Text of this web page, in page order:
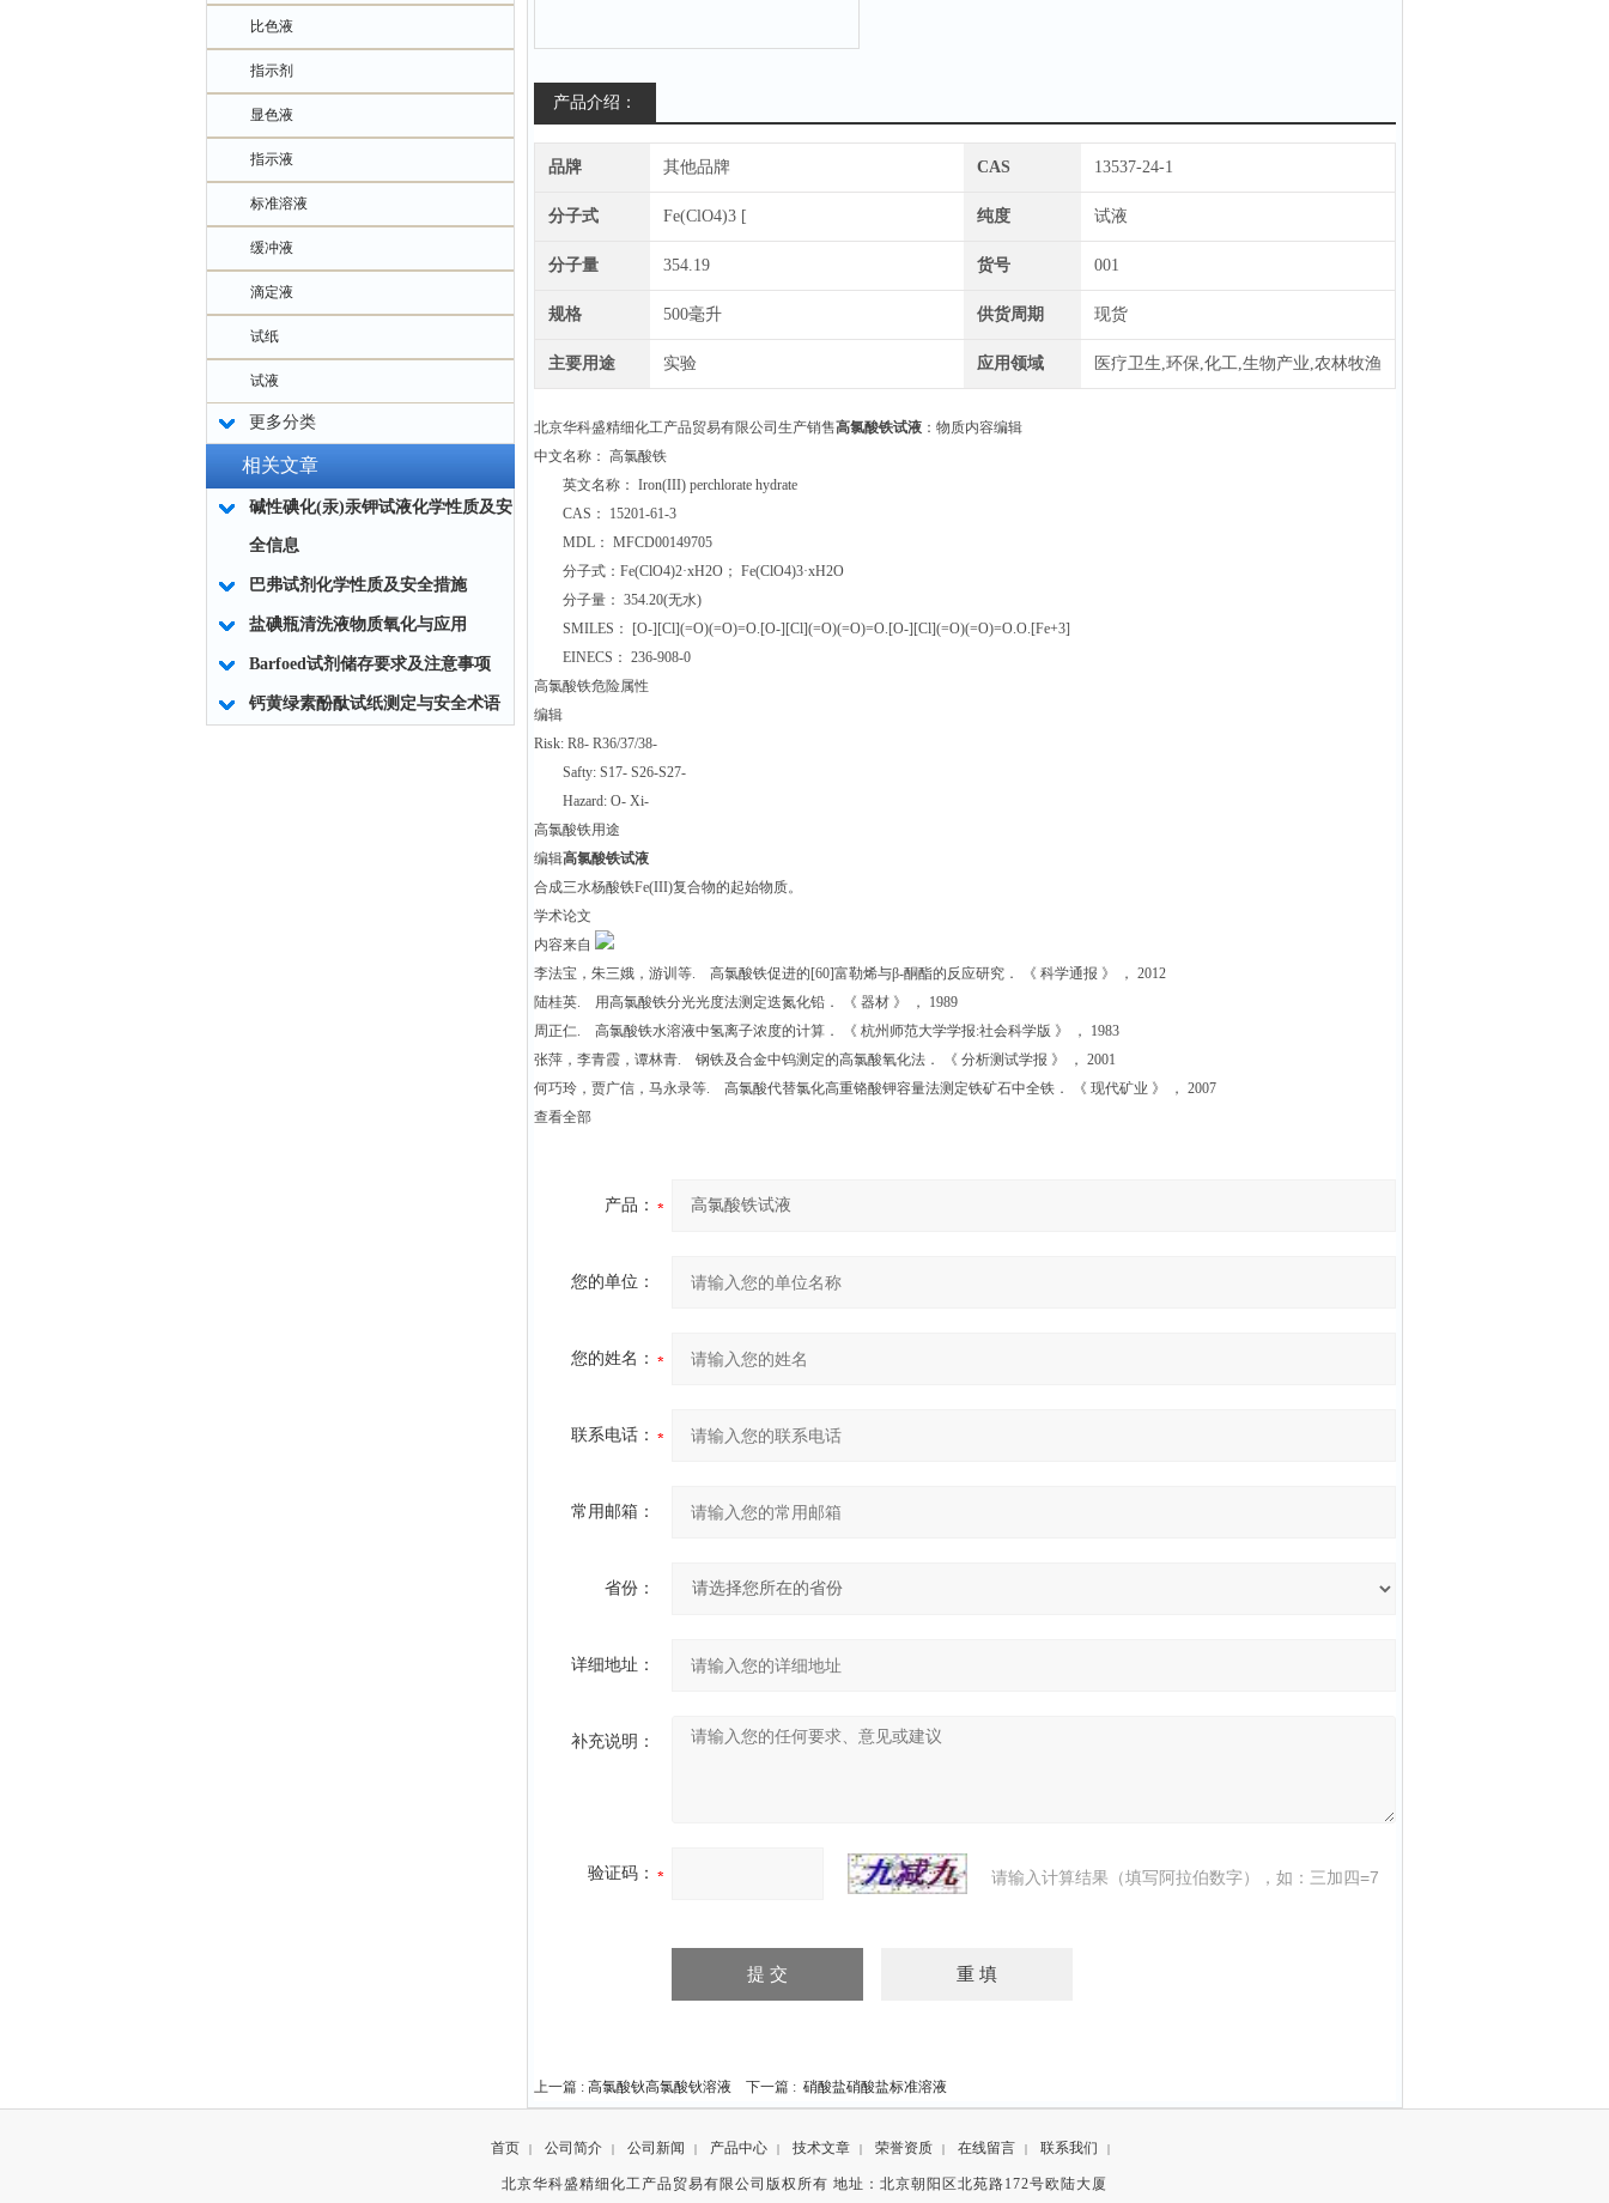
比色液
指示剂
显色液
指示液
标准溶液
缓冲液
滴定液
试纸
试液
更多分类
相关文章
碱性碘化(汞)汞钾试液化学性质及安
全信息
巴弗试剂化学性质及安全措施
盐碘瓶清洗液物质氧化与应用
Barfoed试剂储存要求及注意事项
钙黄绿素酚酞试纸测定与安全术语
产品介绍：
品牌 其他品牌 CAS 13537-24-1
分子式 Fe(ClO4)3 [ 纯度 试液
分子量 354.19 货号 001
规格 500毫升 供货周期 现货
主要用途 实验 应用领域 医疗卫生,环保,化工,生物产业,农林牧渔
北京华科盛精细化工产品贸易有限公司生产销售高氯酸铁试液 ：物质内容编辑
中文名称： 高氯酸铁
英文名称： Iron(III) perchlorate hydrate
CAS： 15201-61-3
MDL： MFCD00149705
分子式：Fe(ClO4)2·xH2O； Fe(ClO4)3·xH2O
分子量： 354.20(无水)
SMILES： [O-][Cl](=O)(=O)=O.[O-][Cl](=O)(=O)=O.[O-][Cl](=O)(=O)=O.O.[Fe+3]
EINECS： 236-908-0
高氯酸铁危险属性
编辑
Risk: R8- R36/37/38-
Safty: S17- S26-S27-
Hazard: O- Xi-
高氯酸铁用途
编辑高氯酸铁试液
合成三水杨酸铁Fe(III)复合物的起始物质。
学术论文
内容来自
李法宝，朱三娥，游训等. 高氯酸铁促进的[60]富勒烯与β-酮酯的反应研究． 《 科学通报 》 ， 2012
陆桂英. 用高氯酸铁分光光度法测定迭氮化铅． 《 器材 》 ， 1989
周正仁. 高氯酸铁水溶液中氢离子浓度的计算． 《 杭州师范大学学报:社会科学版 》 ， 1983
张萍，李青霞，谭林青. 钢铁及合金中钨测定的高氯酸氧化法． 《 分析测试学报 》 ， 2001
何巧玲，贾广信，马永录等. 高氯酸代替氯化高重铬酸钾容量法测定铁矿石中全铁． 《 现代矿业 》 ， 2007
查看全部
产品：
您的单位：
您的姓名：
联系电话：
常用邮箱：
省份：
详细地址：
补充说明：
验证码： 请输入计算结果（填写阿拉伯数字），如：三加四=7
上一篇 : 高氯酸钬高氯酸钬溶液 下一篇 : 硝酸盐硝酸盐标准溶液
首页 | 公司简介 | 公司新闻 | 产品中心 | 技术文章 | 荣誉资质 | 在线留言 | 联系我们 |
北京华科盛精细化工产品贸易有限公司版权所有 地址：北京朝阳区北苑路172号欧陆大厦